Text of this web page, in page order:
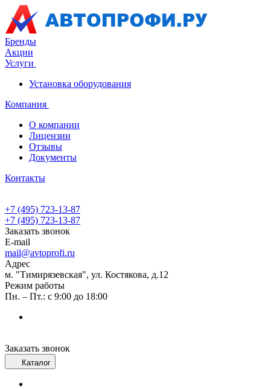
Бренды
Акции
Услуги
Установка оборудования
Компания
О компании
Лицензии
Отзывы
Документы
Контакты
+7 (495) 723-13-87
+7 (495) 723-13-87
Заказать звонок
E-mail
mail@avtoprofi.ru
Адрес
м. "Тимирязевская", ул. Костякова, д.12
Режим работы
Пн. – Пт.: с 9:00 до 18:00
Заказать звонок
Каталог